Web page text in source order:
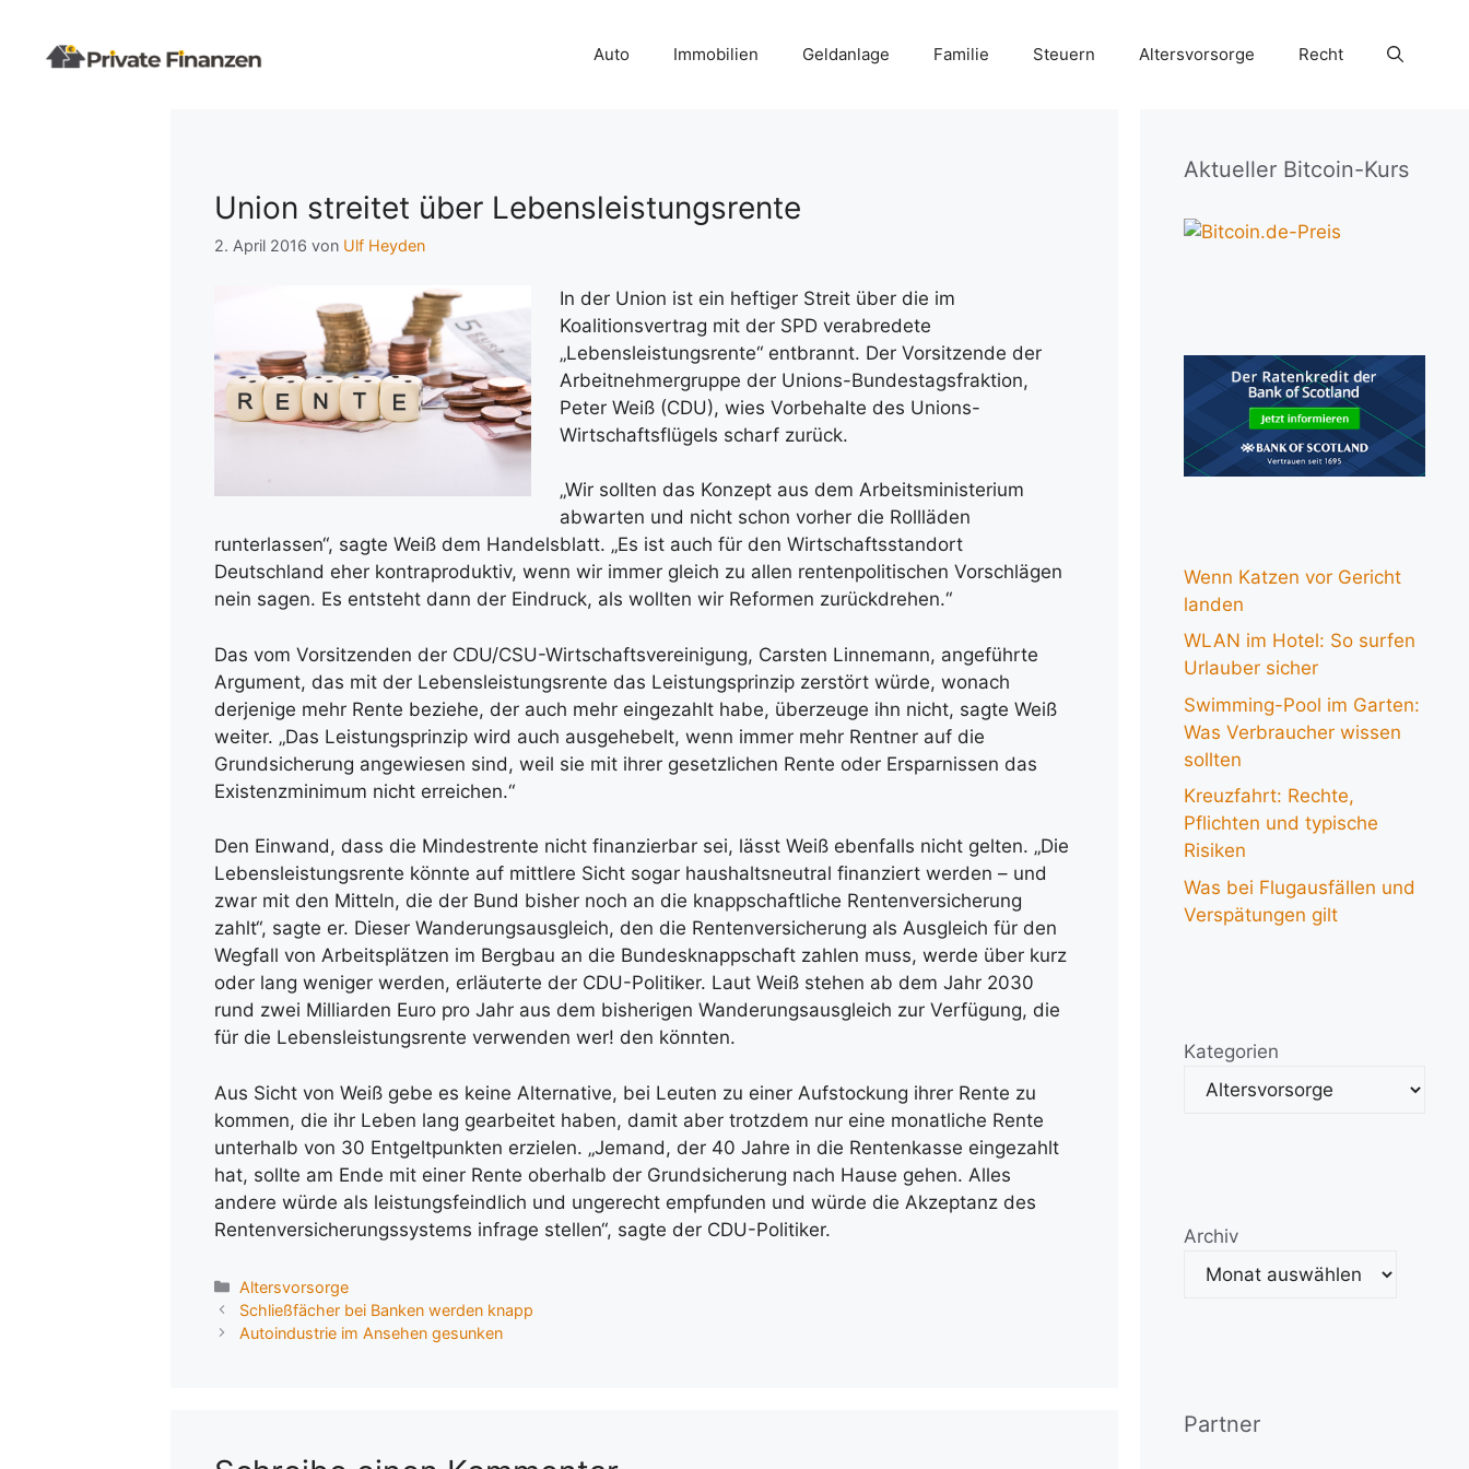
springen
Auto Immobilien Geldanlage Familie Steuern Altersvorsorge Recht
Union streitet über Lebensleistungsrente
2. April 2016 von Ulf Heyden
In der Union ist ein heftiger Streit über die im
Koalitionsvertrag mit der SPD verabredete
„Lebensleistungsrente“ entbrannt. Der Vorsitzende der
Arbeitnehmergruppe der Unions-Bundestagsfraktion,
Peter Weiß (CDU), wies Vorbehalte des Unions-
Wirtschaftsflügels scharf zurück.
„Wir sollten das Konzept aus dem Arbeitsministerium
abwarten und nicht schon vorher die Rollläden
runterlassen“, sagte Weiß dem Handelsblatt. „Es ist auch für den Wirtschaftsstandort
Deutschland eher kontraproduktiv, wenn wir immer gleich zu allen rentenpolitischen Vorschlägen
nein sagen. Es entsteht dann der Eindruck, als wollten wir Reformen zurückdrehen.“
Das vom Vorsitzenden der CDU/CSU-Wirtschaftsvereinigung, Carsten Linnemann, angeführte
Argument, das mit der Lebensleistungsrente das Leistungsprinzip zerstört würde, wonach
derjenige mehr Rente beziehe, der auch mehr eingezahlt habe, überzeuge ihn nicht, sagte Weiß
weiter. „Das Leistungsprinzip wird auch ausgehebelt, wenn immer mehr Rentner auf die
Grundsicherung angewiesen sind, weil sie mit ihrer gesetzlichen Rente oder Ersparnissen das
Existenzminimum nicht erreichen.“
Den Einwand, dass die Mindestrente nicht finanzierbar sei, lässt Weiß ebenfalls nicht gelten. „Die
Lebensleistungsrente könnte auf mittlere Sicht sogar haushaltsneutral finanziert werden – und
zwar mit den Mitteln, die der Bund bisher noch an die knappschaftliche Rentenversicherung
zahlt“, sagte er. Dieser Wanderungsausgleich, den die Rentenversicherung als Ausgleich für den
Wegfall von Arbeitsplätzen im Bergbau an die Bundesknappschaft zahlen muss, werde über kurz
oder lang weniger werden, erläuterte der CDU-Politiker. Laut Weiß stehen ab dem Jahr 2030
rund zwei Milliarden Euro pro Jahr aus dem bisherigen Wanderungsausgleich zur Verfügung, die
für die Lebensleistungsrente verwenden wer! den könnten.
Aus Sicht von Weiß gebe es keine Alternative, bei Leuten zu einer Aufstockung ihrer Rente zu
kommen, die ihr Leben lang gearbeitet haben, damit aber trotzdem nur eine monatliche Rente
unterhalb von 30 Entgeltpunkten erzielen. „Jemand, der 40 Jahre in die Rentenkasse eingezahlt
hat, sollte am Ende mit einer Rente oberhalb der Grundsicherung nach Hause gehen. Alles
andere würde als leistungsfeindlich und ungerecht empfunden und würde die Akzeptanz des
Rentenversicherungssystems infrage stellen“, sagte der CDU-Politiker.
Kategorien
Altersvorsorge
Schließfächer bei Banken werden knapp
Autoindustrie im Ansehen gesunken
Aktueller Bitcoin-Kurs
Wenn Katzen vor Gericht
landen
WLAN im Hotel: So surfen
Urlauber sicher
Swimming-Pool im Garten:
Was Verbraucher wissen
sollten
Kreuzfahrt: Rechte,
Pflichten und typische
Risiken
Was bei Flugausfällen und
Verspätungen gilt
Kategorien
Archiv
Partner